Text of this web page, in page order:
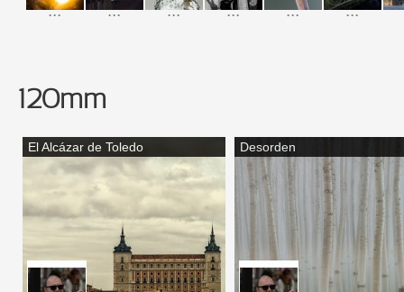
... ... ... ... ... ...
120mm
El Alcázar de Toledo Desorden